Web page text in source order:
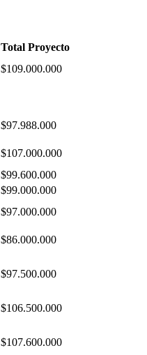
Total Proyecto
$109.000.000
$97.988.000
$107.000.000
$99.600.000
$99.000.000
$97.000.000
$86.000.000
$97.500.000
$106.500.000
$107.600.000